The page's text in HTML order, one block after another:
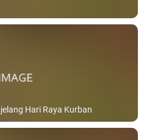
Hari Raya Kurban